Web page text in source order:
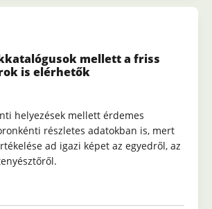
mellett a friss
is elérhetők
helyezések mellett érdemes
részletes adatokban is, mert
ad igazi képet az egyedről, az